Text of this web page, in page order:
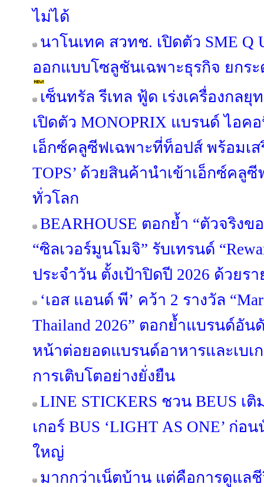
ไม่ได้
นาโนเทค สวทช. เปิดตัว SME Q
ออกแบบโซลูชันเฉพาะธุรกิจ ยกร
เซ็นทรัล รีเทล ฟู้ด เร่งเครื่องกลยุ
เปิดตัว MONOPRIX แบรนด์ ไอค
เอ็กซ์คลูซีฟเฉพาะที่ท็อปส์ พร้อมเส
TOPS’ ด้วยสินค้านำเข้าเอ็กซ์คลู
ทั่วโลก
BEARHOUSE ตอกย้ำ “ตัวจริง
“ซิลเวอร์มูนโมจิ” รับเทรนด์
ประจำวัน ตั้งเป้าปิดปี 2026 ด้วยร
‘เอส แอนด์ พี’ คว้า 2 รางวัล
Thailand 2026” ตอกย้ำแบรนด์อั
หน้าต่อยอดแบรนด์อาหารและเบเ
การเติบโตอย่างยั่งยืน
LINE STICKERS ชวน BEUS
เกอร์ BUS ‘LIGHT AS ONE’ ก่
ใหญ่
มากกว่าเน็ตบ้าน แต่คือการดูแล